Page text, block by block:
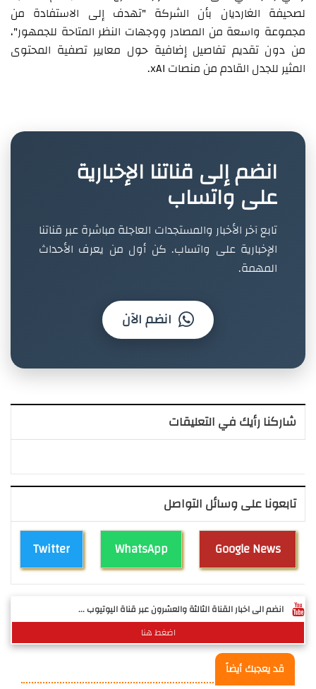
لصحيفة الغارديان بأن الشركة "تهدف إلى الاستفادة من
مجموعة واسعة من المصادر ووجهات النظر المتاحة للجمهور"،
من دون تقديم تفاصيل إضافية حول معايير تصفية المحتوى
المثير للجدل القادم من منصات xAI.
انضم إلى قناتنا الإخبارية
على واتساب
تابع آخر الأخبار والمستجدات العاجلة مباشرة عبر قناتنا
الإخبارية على واتساب. كن أول من يعرف الأحداث
المهمة.
انضم الآن
شاركنا رأيك في التعليقات
تابعونا على وسائل التواصل
Twitter WhatsApp Google News
انضم الى اخبار القناة الثالثة والعشرون عبر قناة اليوتيوب ...
اضغط هنا
قد يعجبك أيضاً